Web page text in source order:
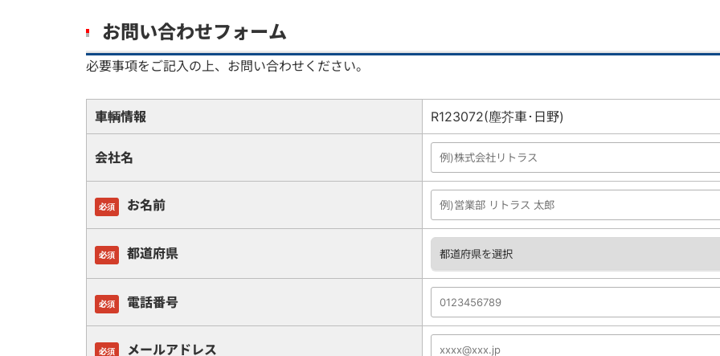
お問い合わせフォーム
必要事項をご記入の上、お問い合わせください。
車輌情報 R123072(塵芥車･日野)
会社名
必須 お名前
必須 都道府県
必須 電話番号
必須 メールアドレス